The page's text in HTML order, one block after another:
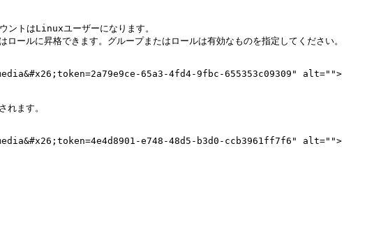
に昇格できます。グループまたはロールは有効なものを指定してください。
65a3-4fd4-9fbc-655353c09309" alt="">
ます。
e748-48d5-b3d0-ccb3961ff7f6" alt="">